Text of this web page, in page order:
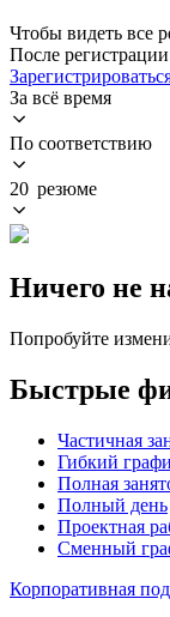
Чтобы видеть все
После
За всё время
По соответствию
20 резюме
Ничего не
Попробуйте
Быстрые
Частичная
Гибкий
Полная
Полный день
Проектная
Сменный
Корпоративная